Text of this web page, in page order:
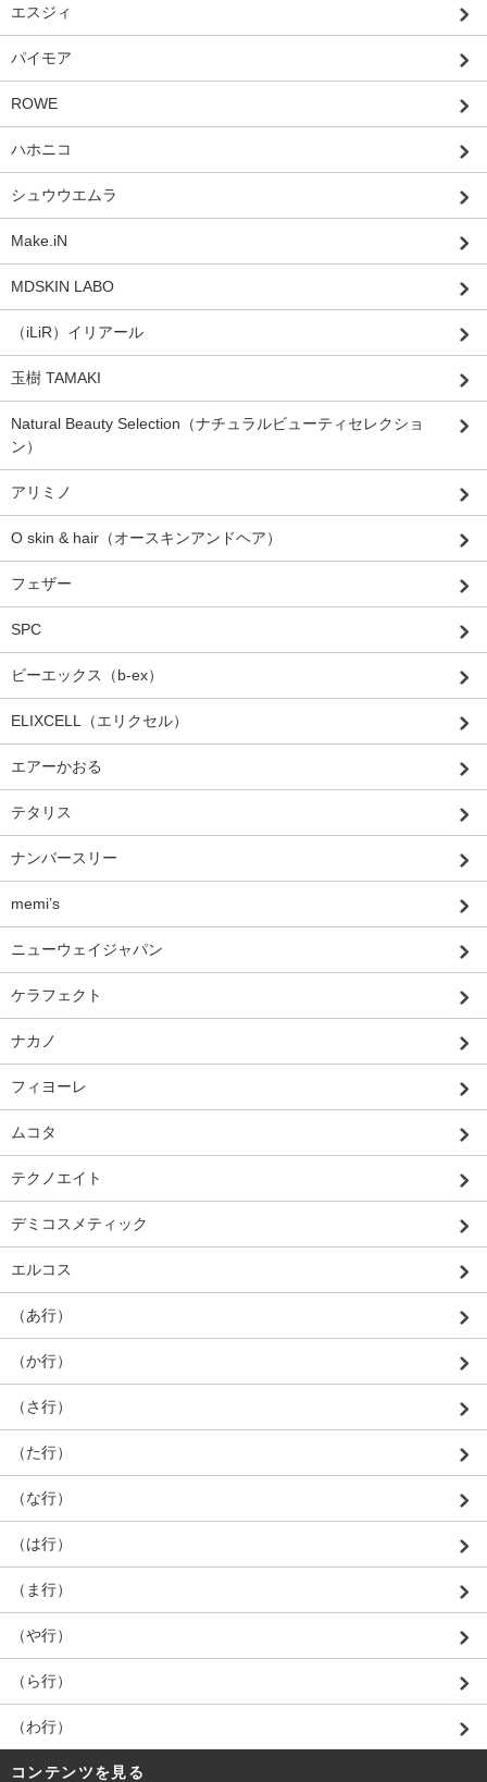
エスジィ
パイモア
ROWE
ハホニコ
シュウウエムラ
Make.iN
MDSKIN LABO
（iLiR）イリアール
玉樹 TAMAKI
Natural Beauty Selection（ナチュラルビューティセレクショ
ン）
アリミノ
O skin & hair（オースキンアンドヘア）
フェザー
SPC
ビーエックス（b-ex）
ELIXCELL（エリクセル）
エアーかおる
テタリス
ナンバースリー
memi’s
ニューウェイジャパン
ケラフェクト
ナカノ
フィヨーレ
ムコタ
テクノエイト
デミコスメティック
エルコス
（あ行）
（か行）
（さ行）
（た行）
（な行）
（は行）
（ま行）
（や行）
（ら行）
（わ行）
コンテンツを見る